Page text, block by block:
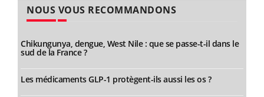
NOUS VOUS RECOMMANDONS
Chikungunya, dengue, West Nile : que se passe-t-il dans le
sud de la France ?
Les médicaments GLP-1 protègent-ils aussi les os ?